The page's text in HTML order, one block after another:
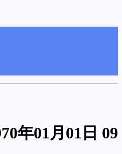
年01月01日 09